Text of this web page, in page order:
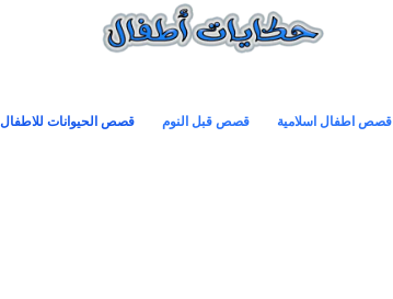
قصص اطفال اسلامية قصص قبل النوم قصص الحيوانات للاطفال